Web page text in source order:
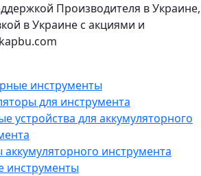
Производителя в Украине,
в Украине с акциями и
инструменты
для инструмента
устройства для аккумуляторного
инструмента
инструменты